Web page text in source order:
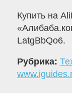
Купить на
LatgBbQo6.
Рубрика: